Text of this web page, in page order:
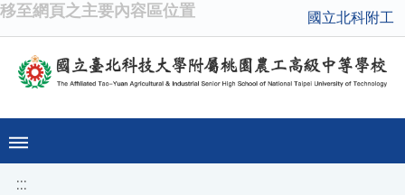
移至網頁之主要內容區位置 國立北科附工
:::